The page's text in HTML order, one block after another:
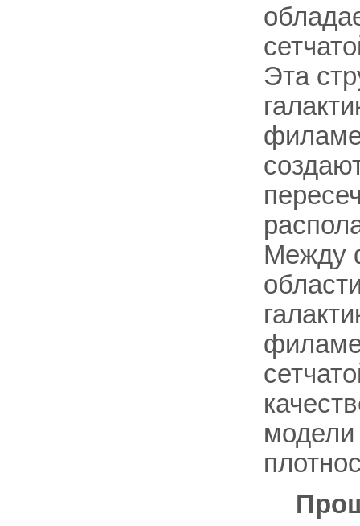
Эта
Между